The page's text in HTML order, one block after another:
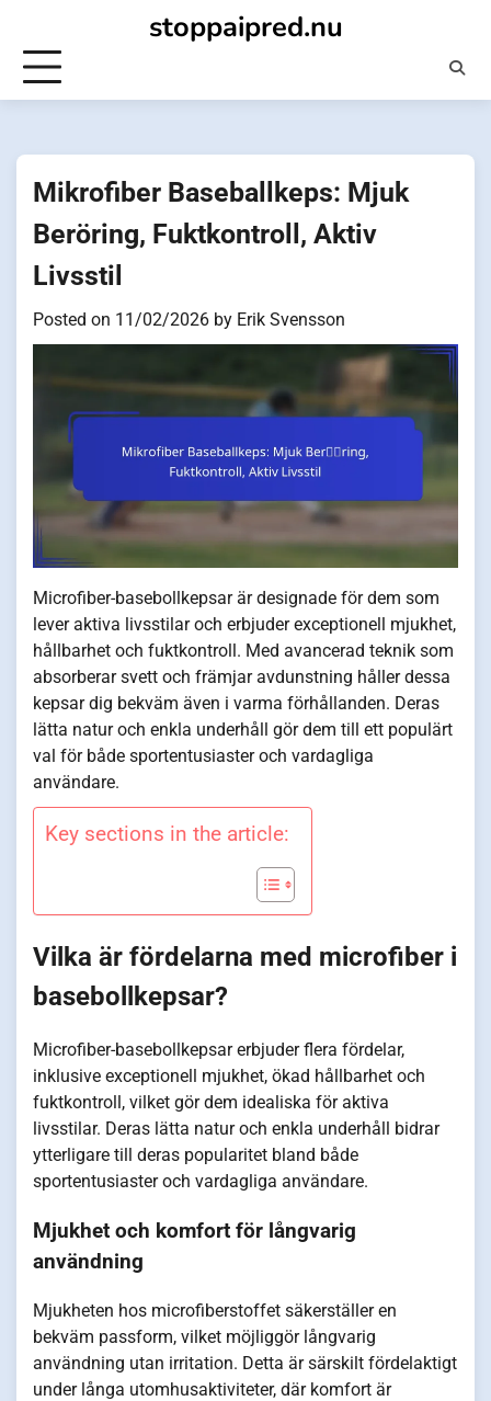
content
stoppaipred.nu
Mikrofiber Baseballkeps: Mjuk
Beröring, Fuktkontroll, Aktiv
Livsstil
Posted on 11/02/2026 by Erik Svensson
Microfiber-basebollkepsar är designade för dem som
lever aktiva livsstilar och erbjuder exceptionell mjukhet,
hållbarhet och fuktkontroll. Med avancerad teknik som
absorberar svett och främjar avdunstning håller dessa
kepsar dig bekväm även i varma förhållanden. Deras
lätta natur och enkla underhåll gör dem till ett populärt
val för både sportentusiaster och vardagliga
användare.
Key sections in the article:
Vilka är fördelarna med microfiber i
basebollkepsar?
Microfiber-basebollkepsar erbjuder flera fördelar,
inklusive exceptionell mjukhet, ökad hållbarhet och
fuktkontroll, vilket gör dem idealiska för aktiva
livsstilar. Deras lätta natur och enkla underhåll bidrar
ytterligare till deras popularitet bland både
sportentusiaster och vardagliga användare.
Mjukhet och komfort för långvarig
användning
Mjukheten hos microfiberstoffet säkerställer en
bekväm passform, vilket möjliggör långvarig
användning utan irritation. Detta är särskilt fördelaktigt
under långa utomhusaktiviteter, där komfort är